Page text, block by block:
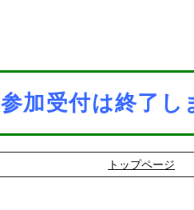
参加受付は終了し
トップページ